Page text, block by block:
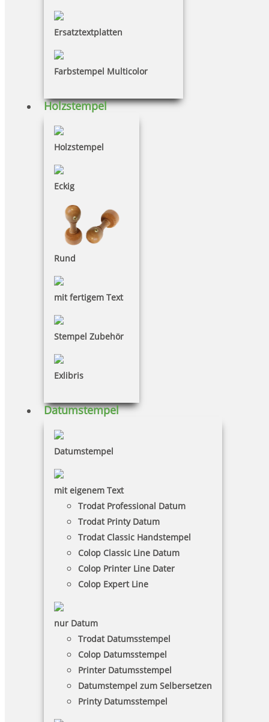
Ersatztextplatten
Farbstempel Multicolor
Holzstempel
Holzstempel
Eckig
Rund
mit fertigem Text
Stempel Zubehör
Exlibris
Datumstempel
Datumstempel
mit eigenem Text
Trodat Professional Datum
Trodat Printy Datum
Trodat Classic Handstempel
Colop Classic Line Datum
Colop Printer Line Dater
Colop Expert Line
nur Datum
Trodat Datumsstempel
Colop Datumsstempel
Printer Datumsstempel
Datumstempel zum Selbersetzen
Printy Datumsstempel
Das könnte Sie interessieren
Trodat Professional 54045 mit Text blau und Datum rot Abdruck
98,60 €
Jetzt gestalten
MAUL Acryl Stempelträger gerade für 4 Stempel